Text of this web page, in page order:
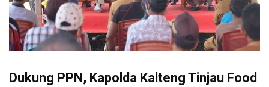
Dukung PPN, Kapolda Kalteng Tinjau Food